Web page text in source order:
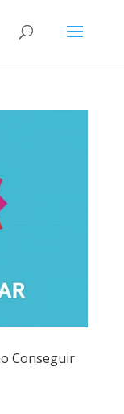
Conseguir